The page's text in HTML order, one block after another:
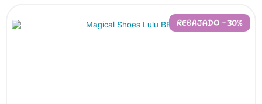
REBAJADO – 30%